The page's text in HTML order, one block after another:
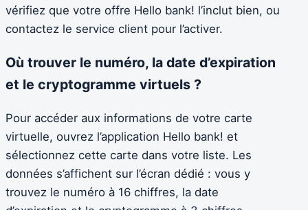
vérifiez que votre offre Hello bank! l’inclut bien, ou
contactez le service client pour l’activer.
Où trouver le numéro, la date d’expiration
et le cryptogramme virtuels ?
Pour accéder aux informations de votre carte
virtuelle, ouvrez l’application Hello bank! et
sélectionnez cette carte dans votre liste. Les
données s’affichent sur l’écran dédié : vous y
trouvez le numéro à 16 chiffres, la date